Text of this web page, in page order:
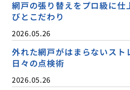
網戸の張り替えをプロ級に仕
びとこだわり
2026.05.26
外れた網戸がはまらないスト
日々の点検術
2026.05.26